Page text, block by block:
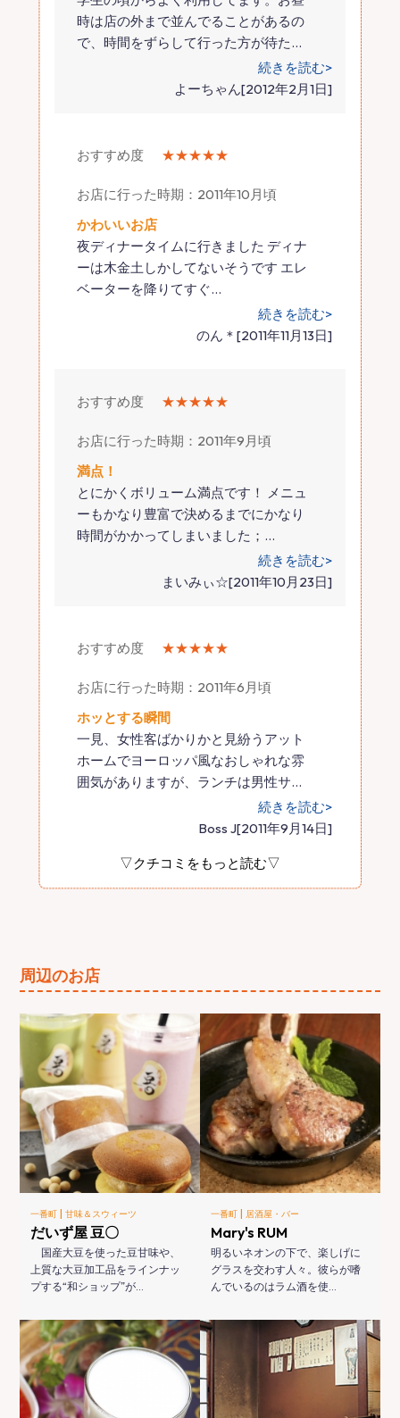
時は店の外まで並んでることがあるの
で、時間をずらして行った方が待た…
続きを読む>
よーちゃん[2012年2月1日]
おすすめ度 ★★★★★
お店に行った時期：2011年10月頃
かわいいお店
夜ディナータイムに行きました ディナ
ーは木金土しかしてないそうです エレ
ベーターを降りてすぐ…
続きを読む>
のん＊[2011年11月13日]
おすすめ度 ★★★★★
お店に行った時期：2011年9月頃
満点！
とにかくボリューム満点です！ メニュ
ーもかなり豊富で決めるまでにかなり
時間がかかってしまいました； …
続きを読む>
まいみぃ☆[2011年10月23日]
おすすめ度 ★★★★★
お店に行った時期：2011年6月頃
ホッとする瞬間
一見、女性客ばかりかと見紛うアット
ホームでヨーロッパ風なおしゃれな雰
囲気がありますが、ランチは男性サ…
続きを読む>
Boss J[2011年9月14日]
▽クチコミをもっと読む▽
周辺のお店
一番町 |甘味＆スウィーツ
だいず屋 豆〇
国産大豆を使った豆甘味や、
上質な大豆加工品をラインナッ
プする“和ショップ”が…
一番町 | 居酒屋・バー
Mary's RUM
明るいネオンの下で、楽しげに
グラスを交わす人々。彼らが嗜
んでいるのはラム酒を使…